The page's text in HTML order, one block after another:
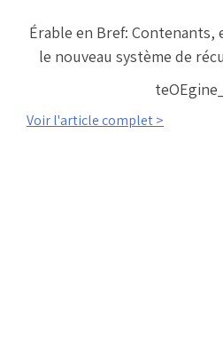
Érable en Bref: Contenants,
le nouveau système de
Voir l'article complet >